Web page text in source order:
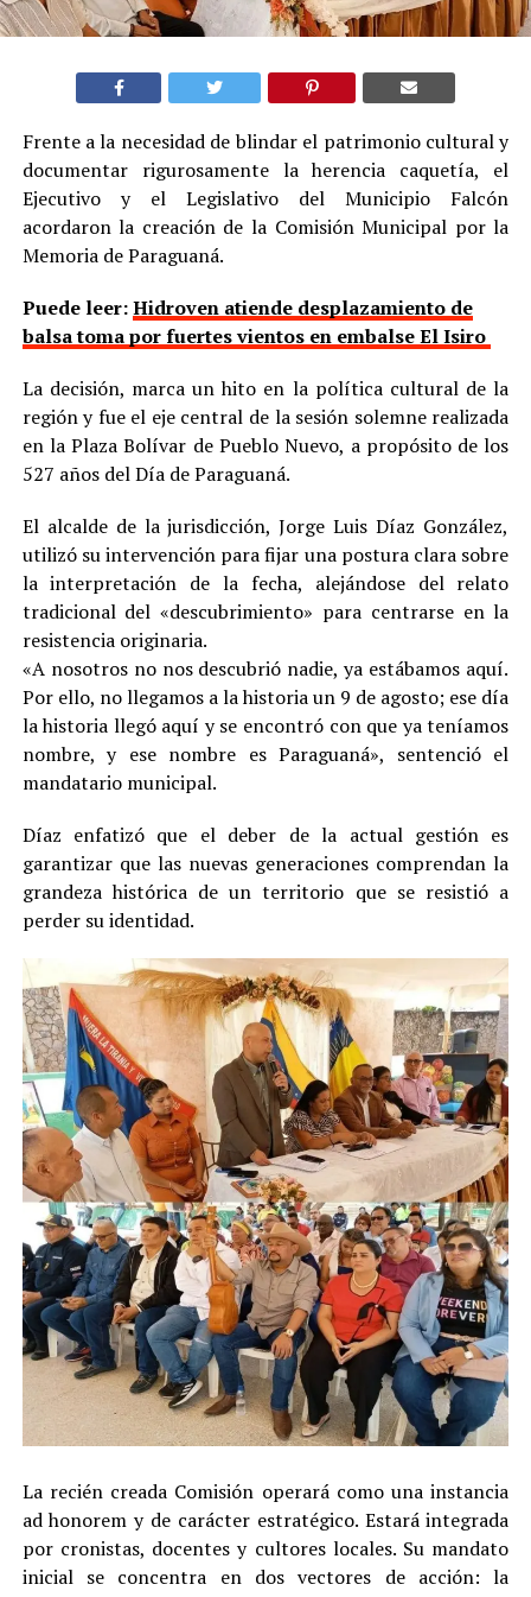
Frente a la necesidad de blindar el patrimonio cultural y
documentar rigurosamente la herencia caquetía, el
Ejecutivo y el Legislativo del Municipio Falcón
acordaron la creación de la Comisión Municipal por la
Memoria de Paraguaná.
Puede leer:Hidroven atiende desplazamiento de
balsa toma por fuertes vientos en embalse El Isiro
La decisión, marca un hito en la política cultural de la
región y fue el eje central de la sesión solemne realizada
en la Plaza Bolívar de Pueblo Nuevo, a propósito de los
527 años del Día de Paraguaná.
El alcalde de la jurisdicción, Jorge Luis Díaz González,
utilizó su intervención para fijar una postura clara sobre
la interpretación de la fecha, alejándose del relato
tradicional del «descubrimiento» para centrarse en la
resistencia originaria.
«A nosotros no nos descubrió nadie, ya estábamos aquí.
Por ello, no llegamos a la historia un 9 de agosto; ese día
la historia llegó aquí y se encontró con que ya teníamos
nombre, y ese nombre es Paraguaná», sentenció el
mandatario municipal.
Díaz enfatizó que el deber de la actual gestión es
garantizar que las nuevas generaciones comprendan la
grandeza histórica de un territorio que se resistió a
perder su identidad.
La recién creada Comisión operará como una instancia
ad honorem y de carácter estratégico. Estará integrada
por cronistas, docentes y cultores locales. Su mandato
inicial se concentra en dos vectores de acción: la